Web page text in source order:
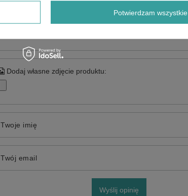
Dodaj własne zdjęcie produktu:
Twoje imię
Twój email
Wyślij opinię
Potwierdzam wszystkie